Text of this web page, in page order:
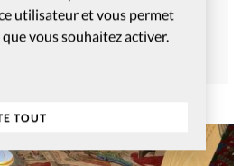
utilisateur et vous permet
vous souhaitez activer.
TOUT